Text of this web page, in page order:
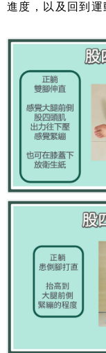
進度，以及回到運